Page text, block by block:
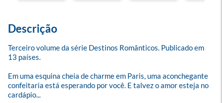
Descrição
Terceiro volume da série Destinos Românticos. Publicado em
13 países.
Em uma esquina cheia de charme em Paris, uma aconchegante
confeitaria está esperando por você. E talvez o amor esteja no
cardápio...